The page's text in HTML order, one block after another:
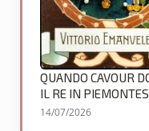
QUANDO CAVOUR
IL RE IN
14/07/2026